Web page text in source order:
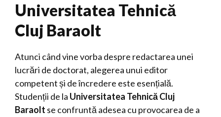
Universitatea Tehnică
Cluj Baraolt
Atunci când vine vorba despre redactarea unei
lucrări de doctorat, alegerea unui editor
competent și de încredere este esențială.
Studenții de la Universitatea Tehnică Cluj
Baraolt se confruntă adesea cu provocarea de a